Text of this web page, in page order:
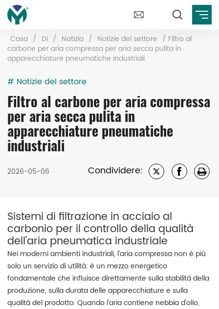
Casa / Di / Notizia / Notizie del settore / Filtro al
carbone per aria compressa per aria secca pulita in
apparecchiature pneumatiche industriali
# Notizie del settore
Filtro al carbone per aria compressa
per aria secca pulita in
apparecchiature pneumatiche
industriali
2026-05-06 Condividere:
Sistemi di filtrazione in acciaio al
carbonio per il controllo della qualità
dell'aria pneumatica industriale
Nei moderni ambienti industriali, l'aria compressa non è più
solo un servizio di utilità: è un mezzo energetico
fondamentale che influisce direttamente sulla stabilità della
produzione, sulla durata delle apparecchiature e sulla
qualità del prodotto. Quando l'aria contiene nebbia d'olio,